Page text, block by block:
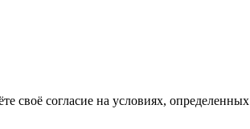
своё согласие на условиях, определенных